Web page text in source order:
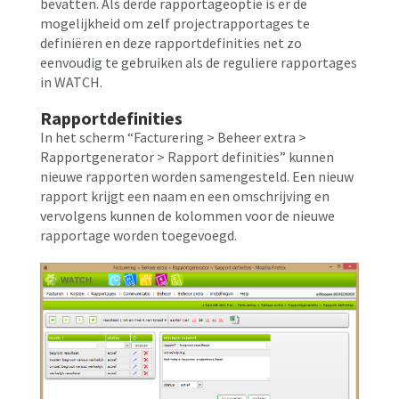
bevatten. Als derde rapportageoptie is er de
mogelijkheid om zelf projectrapportages te
definiëren en deze rapportdefinities net zo
eenvoudig te gebruiken als de reguliere rapportages
in WATCH.
Rapportdefinities
In het scherm “Facturering > Beheer extra >
Rapportgenerator > Rapport definities” kunnen
nieuwe rapporten worden samengesteld. Een nieuw
rapport krijgt een naam en een omschrijving en
vervolgens kunnen de kolommen voor de nieuwe
rapportage worden toegevoegd.